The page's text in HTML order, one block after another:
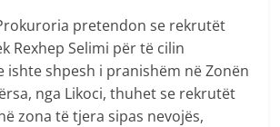
pretendon se rekrutët
Rexhep Selimi për të cilin
ishte shpesh i pranishëm në Zonën
nga Likoci, thuhet se rekrutët
zona të tjera sipas nevojës,